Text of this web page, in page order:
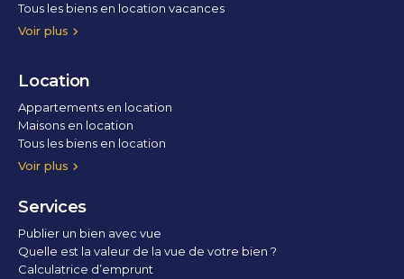
Voir plus
Tous les biens en location vacances
Location
Voir plus
Appartements en location
Maisons en location
Tous les biens en location
Services
Publier un bien avec vue
Quelle est la valeur de la vue de votre bien ?
Calculatrice d’emprunt